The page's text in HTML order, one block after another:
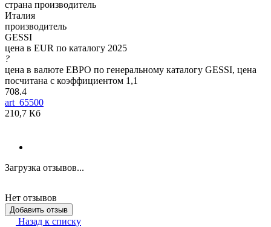
страна производитель
Италия
производитель
GESSI
цена в EUR по каталогу 2025
?
цена в валюте ЕВРО по генеральному каталогу GESSI, цена
посчитана с коэффициентом 1,1
708.4
art_65500
210,7 Кб
Загрузка отзывов...
Нет отзывов
Добавить отзыв
Назад к списку